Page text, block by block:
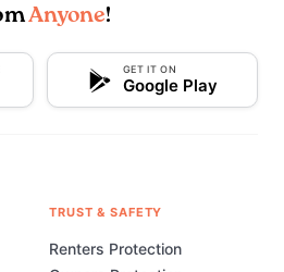
Anyone!
GET IT ON
Google Play
TRUST & SAFETY
Renters Protection